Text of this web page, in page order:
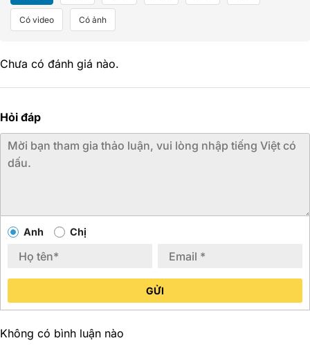
Có video Có ảnh
Chưa có đánh giá nào.
Hỏi đáp
Anh Chị
GỬI
Không có bình luận nào